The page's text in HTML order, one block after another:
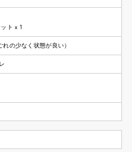
ト x 1
の少なく状態が良い）